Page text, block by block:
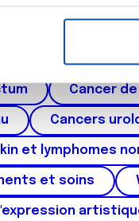
ou retirer votre
de publicité et
ont collectées lors
et des voies
Cancer
Cancers
et lymphomes
et soins